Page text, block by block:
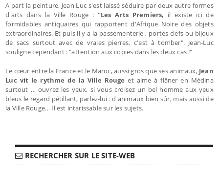
A part la peinture, Jean Luc s'est laissé séduire par deux autre formes
d'arts dans la Ville Rouge : "Les Arts Premiers, il existe ici de
formidables antiquaires qui rapportent d'Afrique Noire des objets
extraordinaires. Et puis il y a la passementerie , portes clefs ou bijoux
de sacs surtout avec de vraies pierres, c'est à tomber". Jean-Luc
souligne cependant : "attention aux copies dans les deux cas !"
Le cœur entre la France et le Maroc, aussi gros que ses animaux, Jean
Luc vit le rythme de la Ville Rougeet aime à flâner en Médina
surtout … ouvrez les yeux, si vous croisez un bel homme aux yeux
bleus le regard pétillant, parlez-lui : d'animaux bien sûr, mais aussi de
la Ville Rouge… Il est intarissable sur les sujets.
RECHERCHER SUR LE SITE-WEB